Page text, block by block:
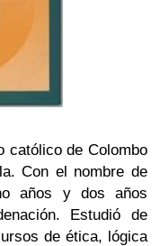
católico de Colombo
Con el nombre de
años y dos años
Estudió de
de ética, lógica